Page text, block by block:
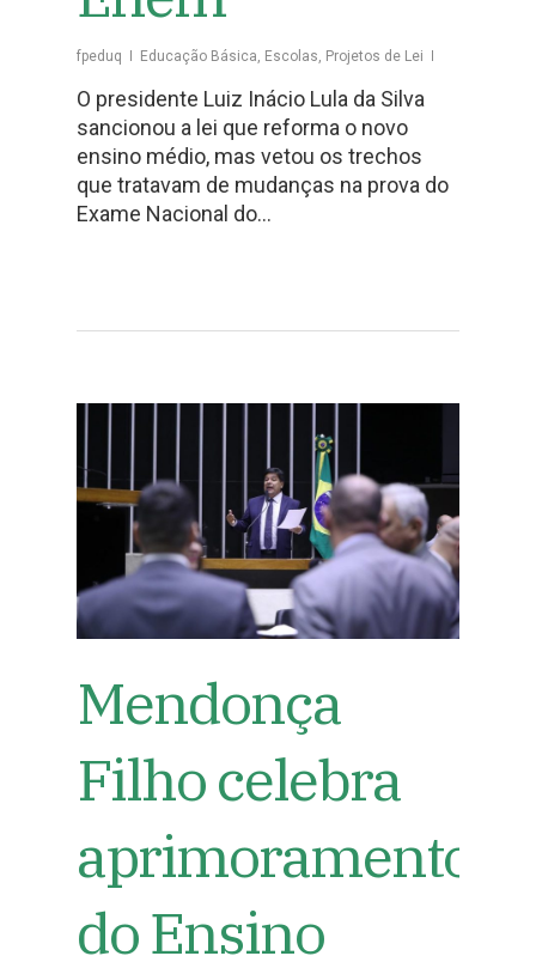
fpeduq Educação Básica Escolas Projetos de Lei
O presidente Luiz Inácio Lula da Silva
sancionou a lei que reforma o novo
ensino médio, mas vetou os trechos
que tratavam de mudanças na prova do
Exame Nacional do…
Mendonça
Filho celebra
aprimoramento
do Ensino